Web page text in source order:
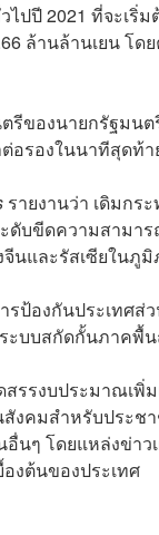
ปปี 2021 ที่จะเริ่
ล้านล้านเยน โ
ของนายกรัฐมนต
ต่อรองในนาทีสุดท้
รายงานว่า เดิมก
ะดับขีดความสามา
นและรัสเซียในภู
ป้องกันประเทศส่
ะบบสกัดกั้นภาคพื้
สรรงบประมาณเ
งคมสำหรับประช
นๆ โดยแหล่งข่า
งต้นของประเทศ